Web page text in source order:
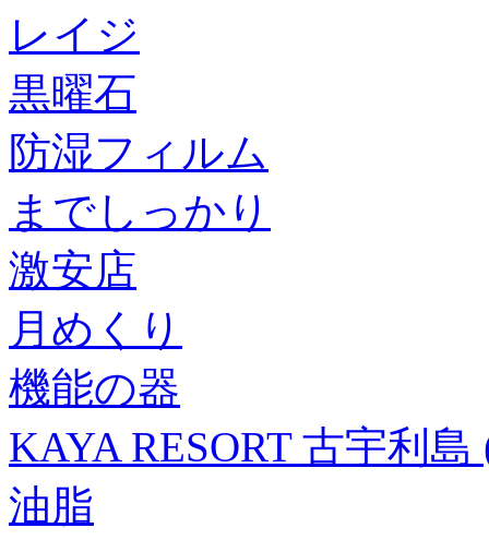
レイジ
黒曜石
防湿フィルム
までしっかり
激安店
月めくり
機能の器
KAYA RESORT 古宇利
油脂